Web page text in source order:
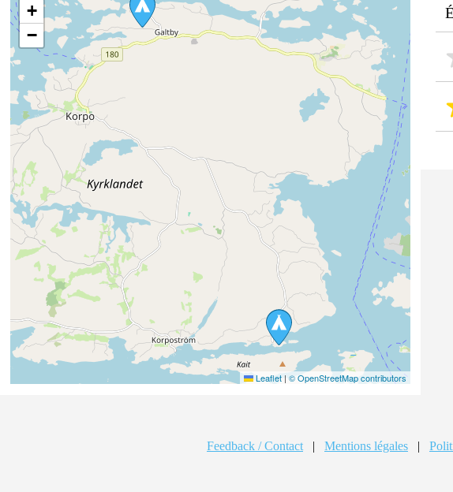
+
−
Leaflet | © OpenStreetMap contributors
Feedback / Contact | Mentions légales |